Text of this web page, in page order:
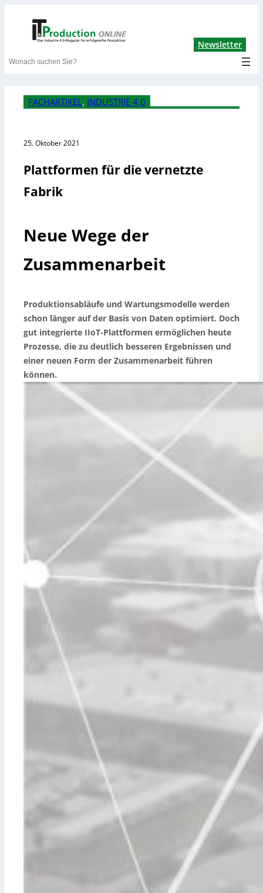
Newsletter
Search
FACHARTIKEL , INDUSTRIE 4.0
25. Oktober 2021
Plattformen für die vernetzte
Fabrik
Neue Wege der
Zusammenarbeit
Produktionsabläufe und Wartungsmodelle werden
schon länger auf der Basis von Daten optimiert. Doch
gut integrierte IIoT-Plattformen ermöglichen heute
Prozesse, die zu deutlich besseren Ergebnissen und
einer neuen Form der Zusammenarbeit führen
können.